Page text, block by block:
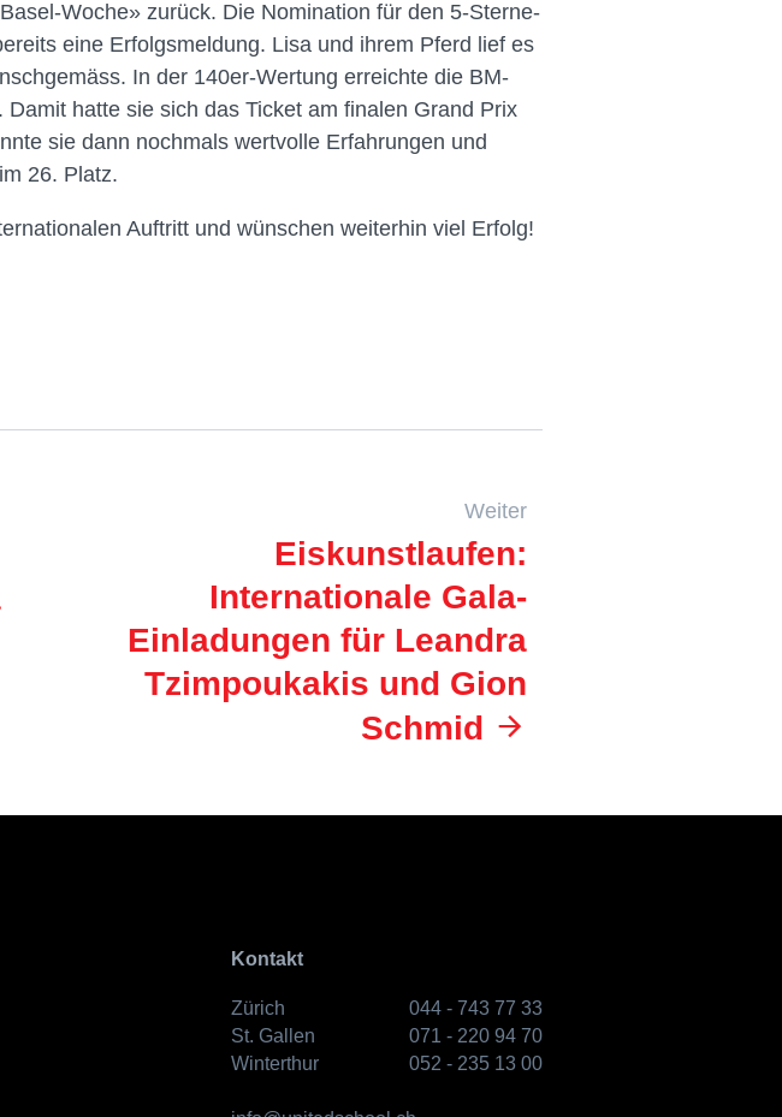
Woche» zurück. Die Nomination für den 5-Sterne-
eine Erfolgsmeldung. Lisa und ihrem Pferd lief es
In der 140er-Wertung erreichte die BM-
hatte sie sich das Ticket am finalen Grand Prix
sie dann nochmals wertvolle Erfahrungen und
26. Platz.
Auftritt und wünschen weiterhin viel Erfolg!
Weiter
Eiskunstlaufen:
Internationale Gala-
Einladungen für Leandra
Tzimpoukakis und Gion
Schmid
Kontakt
Zürich
044 - 743 77 33
St. Gallen
071 - 220 94 70
Winterthur
052 - 235 13 00